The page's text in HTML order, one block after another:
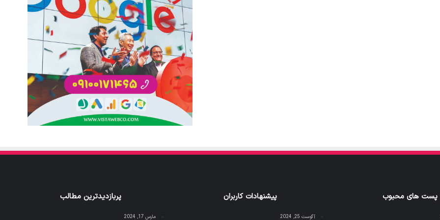
پست های محبوب پیشنهادات کاربران
آگوست 25, 2024
پربازدیدترین مطالب
مارس 17, 2024